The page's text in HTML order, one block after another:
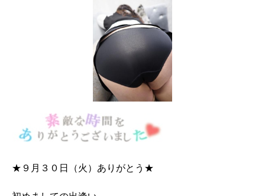
★９月３０日（火）ありがとう★